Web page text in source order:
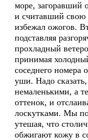
море, загоравший
и считавший свою
избежал ожогов.
подставляя
прохладный
принимая
соседнего номера
уши. Надо
немаленькими, а
оттенок, и
лоскутками. Мы
утешая, что
обжигают кожу в